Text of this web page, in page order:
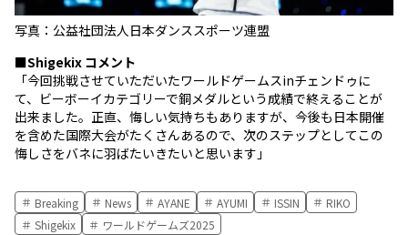
写真：公益社団法人日本ダンススポーツ連盟
■Shigekix コメント
「今回挑戦させていただいたワールドゲームスinチェンドゥに
て、ビーボーイカテゴリーで銅メダルという成績で終えることが
出来ました。正直、悔しい気持ちもありますが、今後も日本開催
を含めた国際大会がたくさんあるので、次のステップとしてこの
悔しさをバネに羽ばたいきたいと思います」
Breaking News AYANE AYUMI ISSIN
RIKO
Shigekix
ワールドゲームズ2025